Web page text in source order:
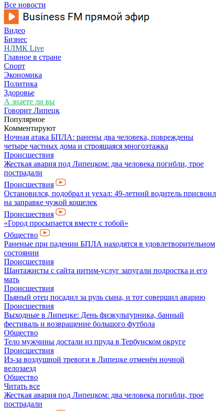
Все новости
Видео
Бизнес
НЛМК Live
Главное в стране
Спорт
Экономика
Политика
Здоровье
А знаете ли вы
Говорит Липецк
Популярное
Комментируют
Ночная атака БПЛА: ранены два человека, повреждены
четыре частных дома и строящаяся многоэтажка
Происшествия
Жесткая авария под Липецком: два человека погибли, трое
пострадали
Происшествия
Остановился, подобрал и уехал: 49-летний водитель присвоил
на заправке чужой кошелек
Происшествия
«Город просыпается вместе с тобой»
Общество
Раненые при падении БПЛА находятся в удовлетворительном
состоянии
Происшествия
Шантажисты с сайта интим-услуг запугали подростка и его
мать
Происшествия
Пьяный отец посадил за руль сына, и тот совершил аварию
Происшествия
Выходные в Липецке: День физкультурника, банный
фестиваль и возвращение большого футбола
Общество
Тело мужчины достали из пруда в Тербунском округе
Происшествия
Из-за воздушной тревоги в Липецке отменён ночной
велозаезд
Общество
Читать все
Жесткая авария под Липецком: два человека погибли, трое
пострадали